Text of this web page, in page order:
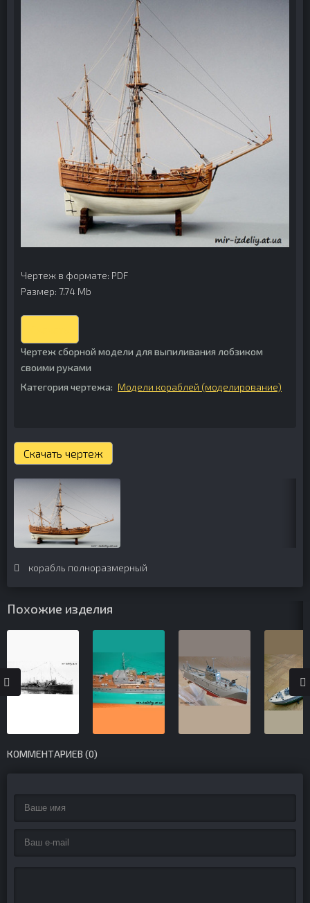
Чертеж в формате: PDF
Размер: 7.74 Mb
Чертеж сборной модели для выпиливания лобзиком
своими руками
Категория чертежа: Модели кораблей (моделирование)
Скачать чертеж
корабль полноразмерный
Похожие изделия
КОММЕНТАРИЕВ (0)